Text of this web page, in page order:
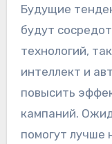
Будущие
будут
технологий,
интеллект и
повысить
кампаний.
помогут лучше